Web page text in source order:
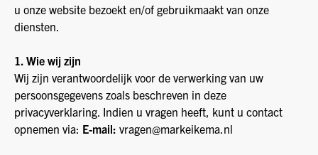
u onze website bezoekt en/of gebruikmaakt van onze
diensten.
1. Wie wij zijn
Wij zijn verantwoordelijk voor de verwerking van uw
persoonsgegevens zoals beschreven in deze
privacyverklaring. Indien u vragen heeft, kunt u contact
opnemen via: E-mail: vragen@markeikema.nl